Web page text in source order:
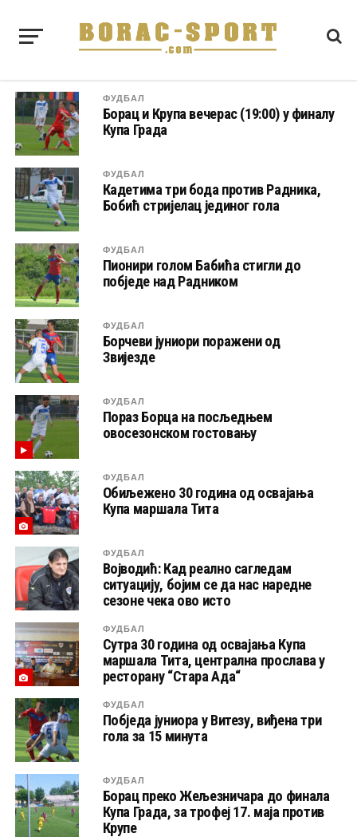
ФУДБАЛ
Борац и Крупа вечерас (19:00) у финалу
Купа Града
ФУДБАЛ
Кадетима три бода против Радника,
Бобић стријелац јединог гола
ФУДБАЛ
Пионири голом Бабића стигли до
побједе над Радником
ФУДБАЛ
Борчеви јуниори поражени од
Звијезде
ФУДБАЛ
Пораз Борца на посљедњем
овосезонском гостовању
ФУДБАЛ
Обиљежено 30 година од освајања
Купа маршала Тита
ФУДБАЛ
Војводић: Кад реално сагледам
ситуацију, бојим се да нас наредне
сезоне чека ово исто
ФУДБАЛ
Сутра 30 година од освајања Купа
маршала Тита, централна прослава у
ресторану “Стара Ада“
ФУДБАЛ
Побједа јуниора у Витезу, виђена три
гола за 15 минута
ФУДБАЛ
Борац преко Жељезничара до финала
Купа Града, за трофеј 17. маја против
Крупе